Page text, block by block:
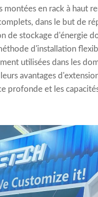
en rack à haut
dans le but de
de stockage d'énergie
d'installation
utilisées dans les
avantages
profonde et les